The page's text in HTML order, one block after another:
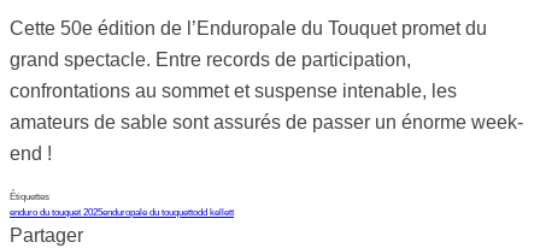
Cette 50e édition de l’Enduropale du Touquet promet du
grand spectacle. Entre records de participation,
confrontations au sommet et suspense intenable, les
amateurs de sable sont assurés de passer un énorme week-
end !
Étiquettes
enduro du touquet 2025enduropale du touquettodd kellett
Partager